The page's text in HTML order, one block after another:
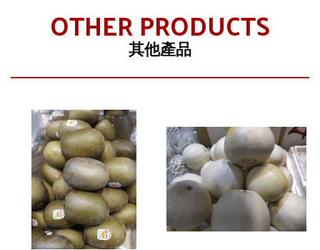
OTHER PRODUCTS
其他產品